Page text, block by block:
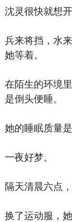
沈灵很快就想开
兵来将挡，水
她等着。
在陌生的环境
是倒头便睡。
她的睡眠质量是
一夜好梦。
隔天清晨六点
换了运动服，